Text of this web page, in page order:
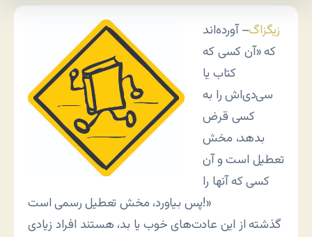
زیگزاگ– آورده‌اند
که «آن کسی که
کتاب یا
سی‌دی‌اش را به
کسی قرض
بدهد، مخش
تعطیل است و آن
کسی که آنها را
پس بیاورد، مخش تعطیل رسمی است!»
گذشته از این عادت‌های خوب یا بد، هستند افراد زیادی